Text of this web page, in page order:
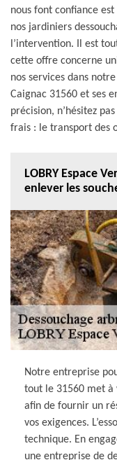
nous font confiance
nos jardiniers
l’intervention. Il est
cette offre concerne
nos services dans
Caignac 31560 et ses
précision, n’hésitez
frais : le transport des
LOBRY Espace
enlever les
Notre entreprise
tout le 31560 met à
afin de fournir un
vos exigences.
technique. En
une entreprise de